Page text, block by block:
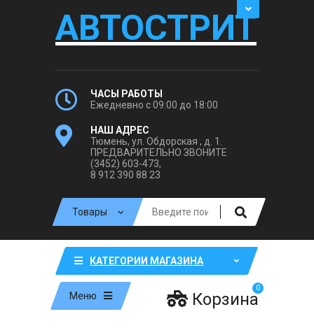
АВТОСТРИТ
ЧАСЫ РАБОТЫ
Ежедневно с 09:00 до 18:00
НАШ АДРЕС
Тюмень, ул. Обдорская , д. 1.
ПРЕДВАРИТЕЛЬНО ЗВОНИТЕ
(3452) 603-473,
8 912 390 88 23
КАТЕГОРИИ МАГАЗИНА
Меню Корзина
0